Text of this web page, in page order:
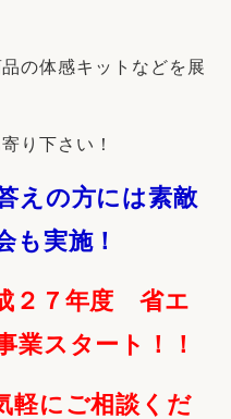
の体感キットなどを展
り下さい！
えの方には素敵
も実施！
２７年度 省エ
業スタート！！
軽にご相談くだ